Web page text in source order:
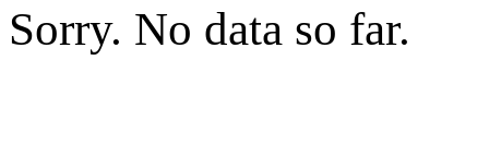
Sorry. No data so far.